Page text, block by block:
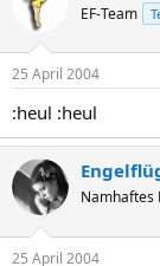
EF-Team
25 April 2004
:heul :heul
Namhaftes
25 April 2004